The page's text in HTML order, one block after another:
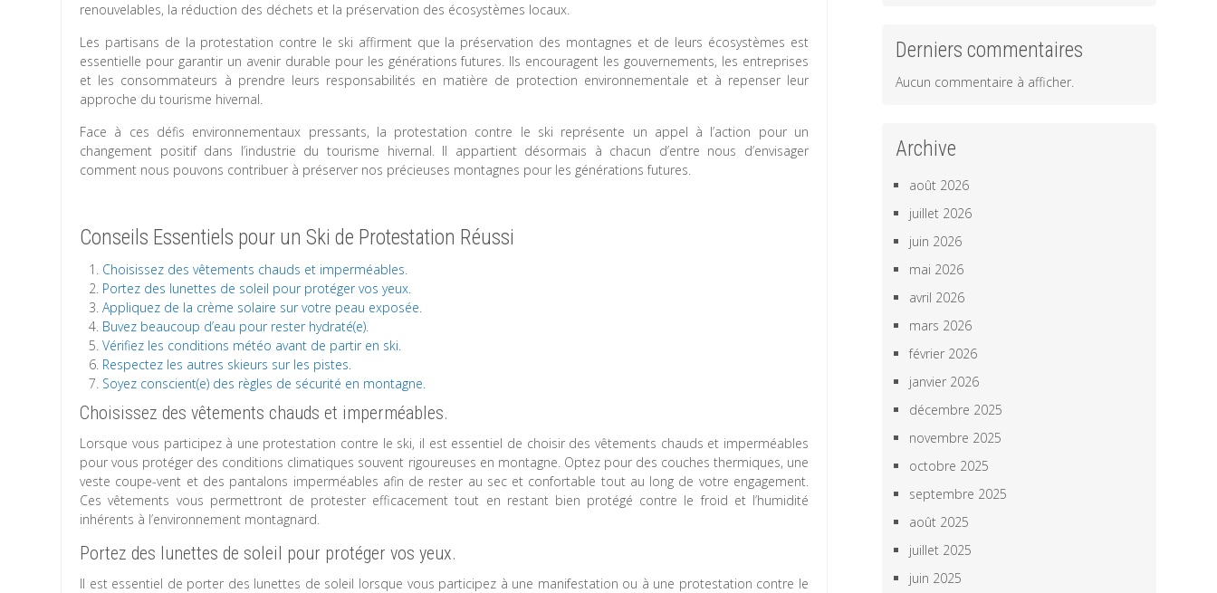
renouvelables, la réduction des déchets et la préservation des écosystèmes locaux.
Les partisans de la protestation contre le ski affirment que la préservation des montagnes et de leurs écosystèmes est
essentielle pour garantir un avenir durable pour les générations futures. Ils encouragent les gouvernements, les entreprises
et les consommateurs à prendre leurs responsabilités en matière de protection environnementale et à repenser leur
approche du tourisme hivernal.
Face à ces défis environnementaux pressants, la protestation contre le ski représente un appel à l’action pour un
changement positif dans l’industrie du tourisme hivernal. Il appartient désormais à chacun d’entre nous d’envisager
comment nous pouvons contribuer à préserver nos précieuses montagnes pour les générations futures.
Conseils Essentiels pour un Ski de Protestation Réussi
Choisissez des vêtements chauds et imperméables.
Portez des lunettes de soleil pour protéger vos yeux.
Appliquez de la crème solaire sur votre peau exposée.
Buvez beaucoup d’eau pour rester hydraté(e).
Vérifiez les conditions météo avant de partir en ski.
Respectez les autres skieurs sur les pistes.
Soyez conscient(e) des règles de sécurité en montagne.
Choisissez des vêtements chauds et imperméables.
Lorsque vous participez à une protestation contre le ski, il est essentiel de choisir des vêtements chauds et imperméables
pour vous protéger des conditions climatiques souvent rigoureuses en montagne. Optez pour des couches thermiques, une
veste coupe-vent et des pantalons imperméables afin de rester au sec et confortable tout au long de votre engagement.
Ces vêtements vous permettront de protester efficacement tout en restant bien protégé contre le froid et l’humidité
inhérents à l’environnement montagnard.
Portez des lunettes de soleil pour protéger vos yeux.
Il est essentiel de porter des lunettes de soleil lorsque vous participez à une manifestation ou à une protestation contre le
Derniers commentaires
Aucun commentaire à afficher.
Archive
août 2026
juillet 2026
juin 2026
mai 2026
avril 2026
mars 2026
février 2026
janvier 2026
décembre 2025
novembre 2025
octobre 2025
septembre 2025
août 2025
juillet 2025
juin 2025